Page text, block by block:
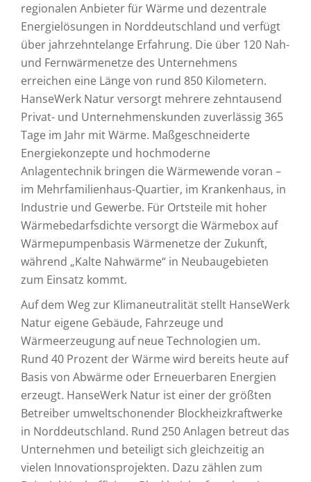
regionalen Anbieter für Wärme und dezentrale
Energielösungen in Norddeutschland und verfügt
über jahrzehntelange Erfahrung. Die über 120 Nah-
und Fernwärmenetze des Unternehmens
erreichen eine Länge von rund 850 Kilometern.
HanseWerk Natur versorgt mehrere zehntausend
Privat- und Unternehmenskunden zuverlässig 365
Tage im Jahr mit Wärme. Maßgeschneiderte
Energiekonzepte und hochmoderne
Anlagentechnik bringen die Wärmewende voran –
im Mehrfamilienhaus-Quartier, im Krankenhaus, in
Industrie und Gewerbe. Für Ortsteile mit hoher
Wärmebedarfsdichte versorgt die Wärmebox auf
Wärmepumpenbasis Wärmenetze der Zukunft,
während „Kalte Nahwärme“ in Neubaugebieten
zum Einsatz kommt.
Auf dem Weg zur Klimaneutralität stellt HanseWerk
Natur eigene Gebäude, Fahrzeuge und
Wärmeerzeugung auf neue Technologien um.
Rund 40 Prozent der Wärme wird bereits heute auf
Basis von Abwärme oder Erneuerbaren Energien
erzeugt. HanseWerk Natur ist einer der größten
Betreiber umweltschonender Blockheizkraftwerke
in Norddeutschland. Rund 250 Anlagen betreut das
Unternehmen und beteiligt sich gleichzeitig an
vielen Innovationsprojekten. Dazu zählen zum